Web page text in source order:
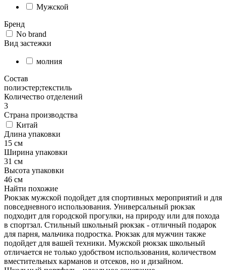
Мужской
Бренд
No brand
Вид застежки
молния
Состав
полиэстер;текстиль
Количество отделений
3
Страна производства
Китай
Длина упаковки
15 см
Ширина упаковки
31 см
Высота упаковки
46 см
Найти похожие
Рюкзак мужской подойдет для спортивных мероприятий и для
повседневного использования. Универсальный рюкзак
подходит для городской прогулки, на природу или для похода
в спортзал. Стильный школьный рюкзак - отличный подарок
для парня, мальчика подростка. Рюкзак для мужчин также
подойдет для вашей техники. Мужской рюкзак школьный
отличается не только удобством использования, количеством
вместительных карманов и отсеков, но и дизайном.